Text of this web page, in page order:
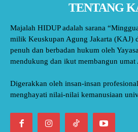
TENTANG
Majalah HIDUP adalah sarana
milik Keuskupan Agung Jakarta (KAJ)
penuh dan berbadan hukum oleh
mendukung dan ikut membangun umat
Digerakkan oleh insan-insan
menghayati nilai-nilai kemanusiaan